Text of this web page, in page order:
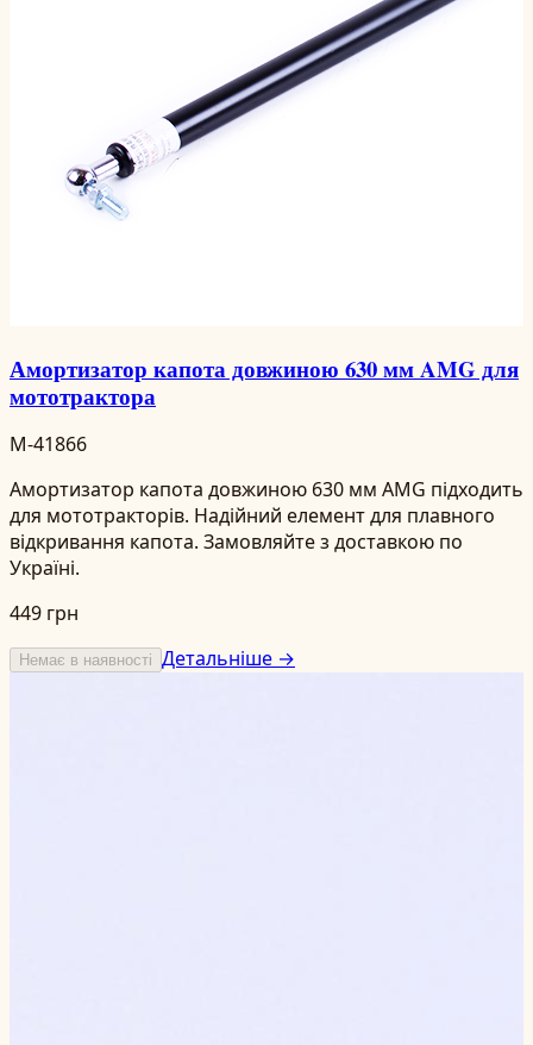
Амортизатор капота довжиною 630 мм AMG для
мототрактора
M-41866
Амортизатор капота довжиною 630 мм AMG підходить
для мототракторів. Надійний елемент для плавного
відкривання капота. Замовляйте з доставкою по
Україні.
449 грн
Немає в наявності Детальніше →